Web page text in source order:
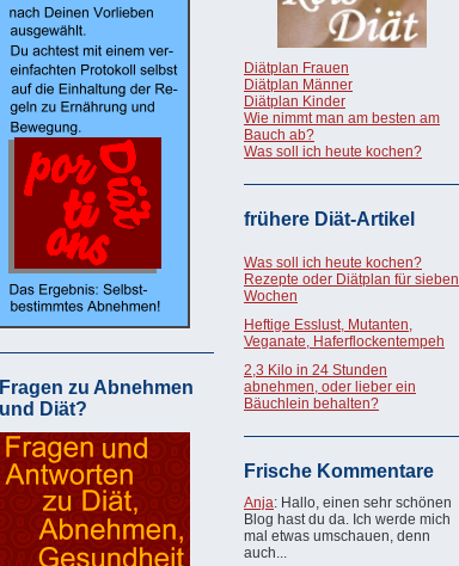
Fragen zu Abnehmen
und Diät?
Diätplan Frauen
Diätplan Männer
Diätplan Kinder
Wie nimmt man am besten am
Bauch ab?
Was soll ich heute kochen?
frühere Diät-Artikel
Was soll ich heute kochen?
Rezepte oder Diätplan für sieben
Wochen
Heftige Esslust, Mutanten,
Veganate, Haferflockentempeh
2,3 Kilo in 24 Stunden
abnehmen, oder lieber ein
Bäuchlein behalten?
Frische Kommentare
Anja: Hallo, einen sehr schönen
Blog hast du da. Ich werde mich
mal etwas umschauen, denn
auch...